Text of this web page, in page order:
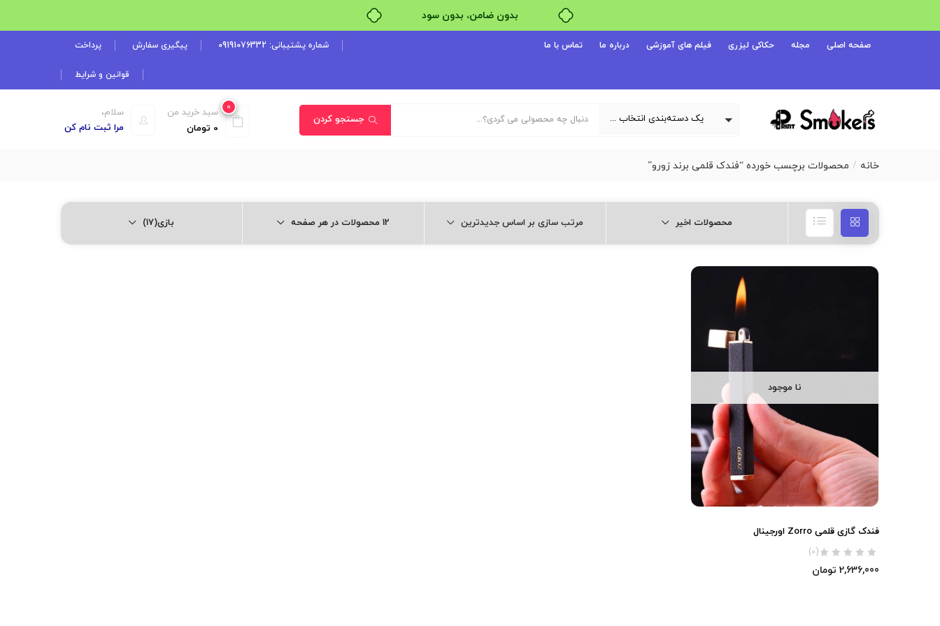
بدون ضامن، بدون سود
صفحه اصلی مجله حکاکی لیزری فیلم های آموزشی درباره ما تماس با ما شماره پشتیبانی: 09191076332 پیگیری سفارش پرداخت
قوانین و شرایط
یک دسته‌بندی انتخاب کنید جستجو کردن
سلام،
مرا ثبت نام کن
0
سبد خرید من
0 تومان
خانه محصولات برچسب خورده “فندک قلمی برند زورو”
محصولات اخیر مرتب سازی بر اساس جدیدترین 12 محصولات در هر صفحه بازی(17)
نا موجود
فندک گازی قلمی Zorro اورجینال
(0)
2,636,000 تومان